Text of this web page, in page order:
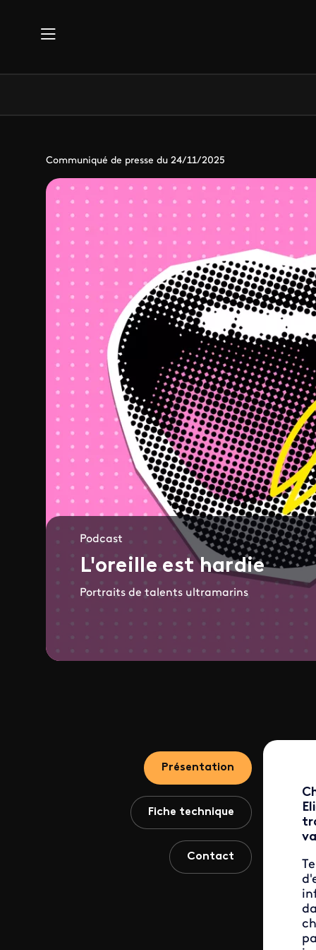
Communiqué de presse du 24/11/2025
Podcast
L'oreille est hardie
Portraits de talents ultramarins
Présentation
Fiche technique
Contact